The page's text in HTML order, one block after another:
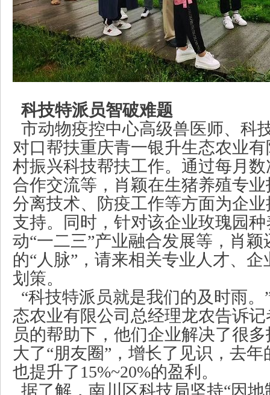
科技特派员智破难题
市动物疫控中心高级兽医师、科
对口帮扶重庆青一银升生态农业
村振兴科技帮扶工作。通过每月
合作交流等，肖颖在生猪养殖专
分离技术、防疫工作等方面为企
支持。同时，针对该企业玫瑰园
动“一二三”产业融合发展等，肖
的“人脉”，请来相关专业人才、
划策。
“科技特派员就是我们的及时雨
态农业有限公司总经理龙农告诉
员的帮助下，他们企业解决了很
大了“朋友圈”，增长了见识，去
也提升了15%~20%的盈利。
据了解，南川区科技局坚持“因